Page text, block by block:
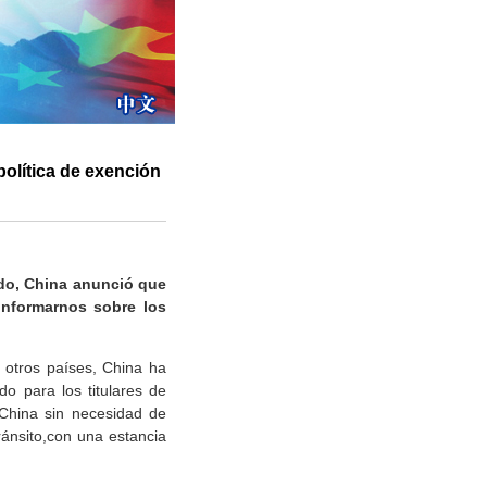
de exención
China anunció que
sobre los
países, China ha
para los titulares de
sin necesidad de
una estancia